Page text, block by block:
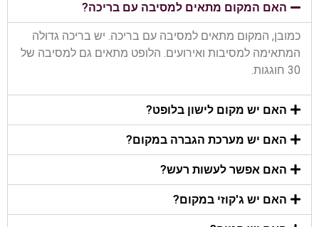
האם המקום מתאים למסיבה עם בריכה?
כמובן, המקום מתאים למסיבה עם בריכה. יש בריכה גדולה
המתאימה למסיבות ואירועים. הלופט מתאים גם למסיבה של
30 חוגגות.
האם יש מקום לישון בלופט?
האם יש מערכת הגברה במקום?
האם אפשר לעשות רעש?
האם יש ג'קוזי במקום?